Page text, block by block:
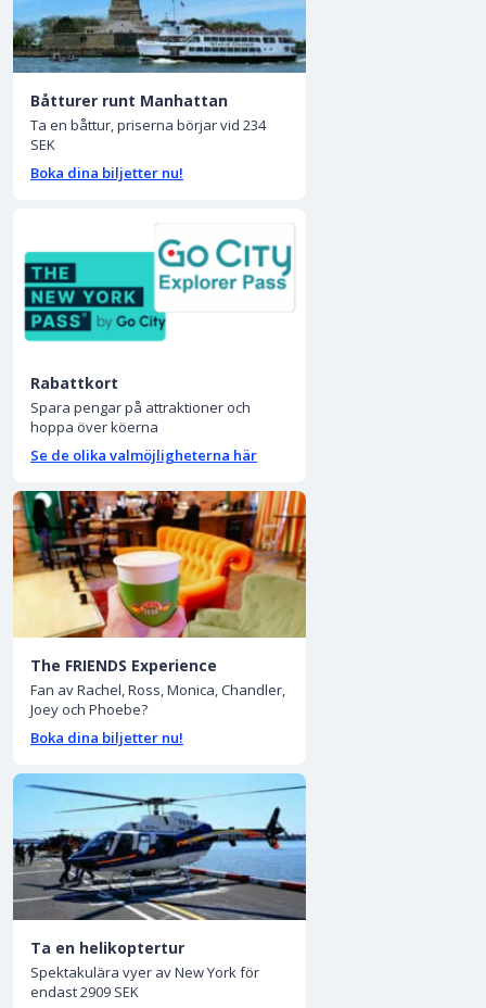
Båtturer runt Manhattan
Ta en båttur, priserna börjar vid 234
SEK
Boka dina biljetter nu!
Rabattkort
Spara pengar på attraktioner och
hoppa över köerna
Se de olika valmöjligheterna här
The FRIENDS Experience
Fan av Rachel, Ross, Monica, Chandler,
Joey och Phoebe?
Boka dina biljetter nu!
Ta en helikoptertur
Spektakulära vyer av New York för
endast 2909 SEK